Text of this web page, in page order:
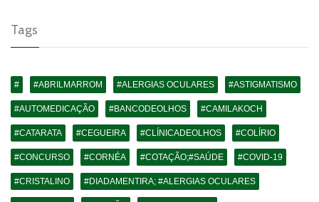
Tags
# #ABRILMARROM #ALERGIAS OCULARES #ASTIGMATISMO
#AUTOMEDICAÇÃO #BANCODEOLHOS #CAMILAKOCH
#CATARATA #CEGUEIRA #CLÍNICADEOLHOS #COLÍRIO
#CONCURSO #CORNÉA #COTAÇÃO;#SAÚDE #COVID-19
#CRISTALINO #DIADAMENTIRA; #ALERGIAS OCULARES